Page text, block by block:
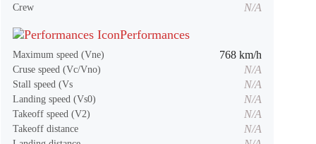
Crew N/A
Performances
Maximum speed (Vne) 768 km/h
Cruse speed (Vc/Vno) N/A
Stall speed (Vs N/A
Landing speed (Vs0) N/A
Takeoff speed (V2) N/A
Takeoff distance N/A